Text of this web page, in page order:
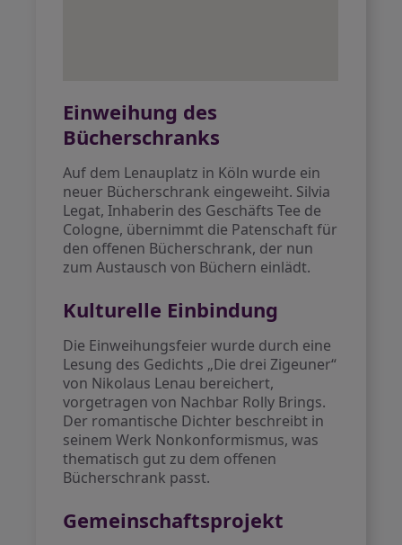
Einweihung des
Bücherschranks
Auf dem Lenauplatz in Köln wurde ein
neuer Bücherschrank eingeweiht. Silvia
Legat, Inhaberin des Geschäfts Tee de
Cologne, übernimmt die Patenschaft für
den offenen Bücherschrank, der nun
zum Austausch von Büchern einlädt.
Kulturelle Einbindung
Die Einweihungsfeier wurde durch eine
Lesung des Gedichts „Die drei Zigeuner“
von Nikolaus Lenau bereichert,
vorgetragen von Nachbar Rolly Brings.
Der romantische Dichter beschreibt in
seinem Werk Nonkonformismus, was
thematisch gut zu dem offenen
Bücherschrank passt.
Gemeinschaftsprojekt